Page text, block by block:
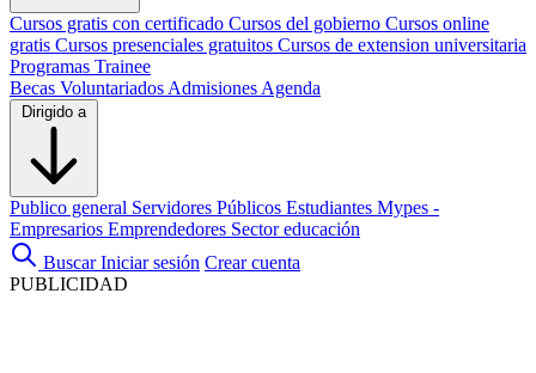
Cursos gratis con certificado Cursos del gobierno Cursos online
gratis Cursos presenciales gratuitos Cursos de extension universitaria
Programas Trainee
Becas Voluntariados Admisiones Agenda
Dirigido a
Publico general Servidores Públicos Estudiantes Mypes -
Empresarios Emprendedores Sector educación
Buscar Iniciar sesión Crear cuenta
PUBLICIDAD